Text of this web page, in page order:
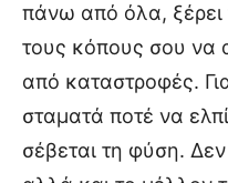
πάνω από όλα, ξέρει
τους κόπους σου να
από καταστροφές.
σταματά ποτέ να
σέβεται τη φύση.